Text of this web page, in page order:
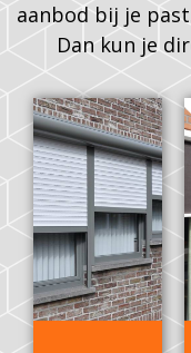
aanbod bij je
Dan kun je